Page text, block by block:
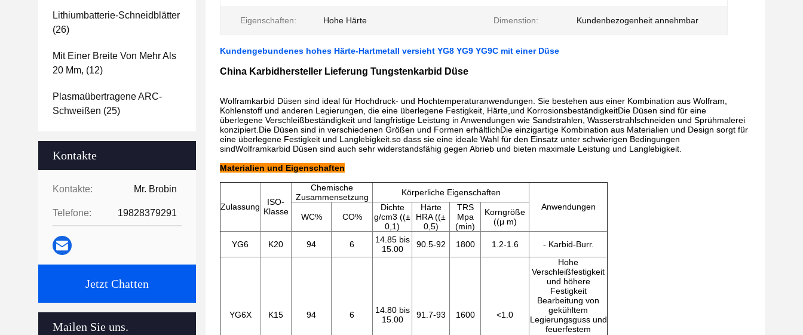
Lithiumbatterie-Schneidblätter
(26)
Mit Einer Breite Von Mehr Als
20 Mm, (12)
Plasmaübertragene ARC-
Schweißen (25)
Kontakte
Kontakte: Mr. Brobin
Telefone: 19828379291
Jetzt Chatten
Mailen Sie uns.
Eigenschaften: Hohe Härte Dimenstion: Kundenbezogenheit annehmbar
Kundengebundenes hohes Härte-Hartmetall versieht YG8 YG9 YG9C mit einer Düse
China Karbidhersteller Lieferung Tungstenkarbid Düse
Wolframkarbid Düsen sind ideal für Hochdruck- und Hochtemperaturanwendungen. Sie bestehen aus einer Kombination aus Wolfram,
Kohlenstoff und anderen Legierungen, die eine überlegene Festigkeit, Härte,und KorrosionsbeständigkeitDie Düsen sind für eine
überlegene Verschleißbeständigkeit und langfristige Leistung in Anwendungen wie Sandstrahlen, Wasserstrahlschneiden und Sprühmalerei
konzipiert.Die Düsen sind in verschiedenen Größen und Formen erhältlichDie einzigartige Kombination aus Materialien und Design sorgt für
eine überlegene Festigkeit und Langlebigkeit.so dass sie eine ideale Wahl für den Einsatz unter schwierigen Bedingungen
sindWolframkarbid Düsen sind auch sehr widerstandsfähig gegen Abrieb und bieten maximale Leistung und Langlebigkeit.
Materialien und Eigenschaften
Zulassung
ISO-
Klasse
Chemische
Zusammensetzung
Körperliche Eigenschaften
Anwendungen
WC%
CO%
Dichte
g/cm3 ((±
0,1)
Härte
HRA ((±
0,5)
TRS
Mpa
(min)
Korngröße
((μ m)
YG6 K20 94 6
14.85 bis
15.00
90.5-92 1800 1.2-1.6 - Karbid-Burr.
YG6X K15 94 6
14.80 bis
15.00
91.7-93 1600 <1.0
Hohe
Verschleißfestigkeit
und höhere
Festigkeit
Bearbeitung von
gekühltem
Legierungsguss und
feuerfestem